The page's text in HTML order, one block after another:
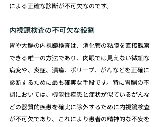
による正確な診断が不可欠なのです。
内視鏡検査の不可欠な役割
胃や大腸の内視鏡検査は、消化管の粘膜を直接観察
できる唯一の方法であり、肉眼では見えない微細な
病変や、炎症、潰瘍、ポリープ、がんなどを正確に
診断するために最も確実な手段です。特に胃腸の不
調においては、機能性疾患と症状が似ているがんな
どの器質的疾患を確実に除外するために内視鏡検査
が不可欠であり、これにより患者の精神的な不安を